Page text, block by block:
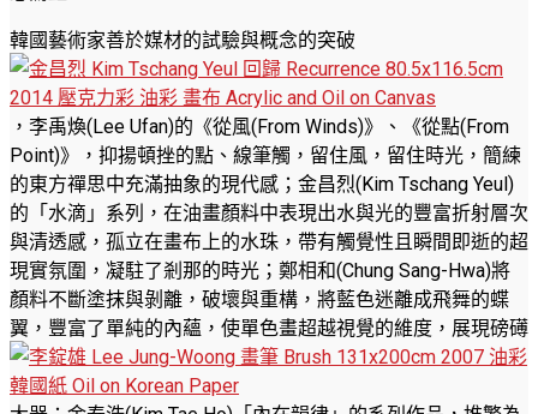
韓國藝術家善於媒材的試驗與概念的突破
，李禹煥(Lee Ufan)的《從風(From Winds)》、《從點(From
Point)》，抑揚頓挫的點、線筆觸，留住風，留住時光，簡練
的東方禪思中充滿抽象的現代感；金昌烈(Kim Tschang Yeul)
的「水滴」系列，在油畫顏料中表現出水與光的豐富折射層次
與清透感，孤立在畫布上的水珠，帶有觸覺性且瞬間即逝的超
現實氛圍，凝駐了剎那的時光；鄭相和(Chung Sang-Hwa)將
顏料不斷塗抹與剝離，破壞與重構，將藍色迷離成飛舞的蝶
翼，豐富了單純的內蘊，使單色畫超越視覺的維度，展現磅礡